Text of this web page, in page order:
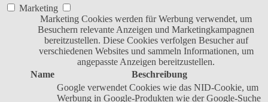
Marketing
Marketing Cookies werden für Werbung verwendet, um
Besuchern relevante Anzeigen und Marketingkampagnen
bereitzustellen. Diese Cookies verfolgen Besucher auf
verschiedenen Websites und sammeln Informationen, um
angepasste Anzeigen bereitzustellen.
Name
Beschreibung
Google verwendet Cookies wie das NID-Cookie, um
Werbung in Google-Produkten wie der Google-Suche